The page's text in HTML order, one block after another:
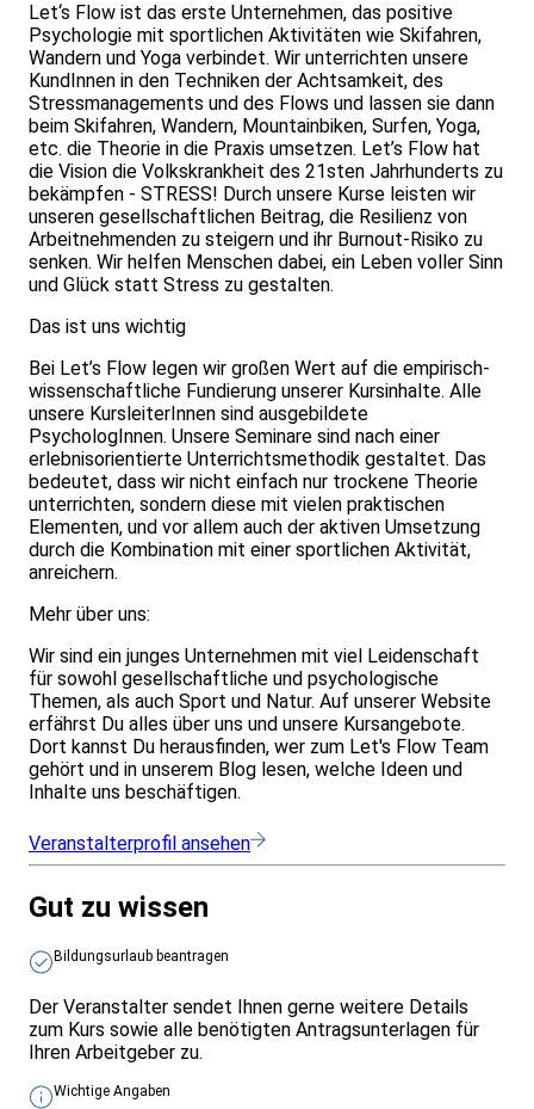
Let‘s Flow ist das erste Unternehmen, das positive
Psychologie mit sportlichen Aktivitäten wie Skifahren,
Wandern und Yoga verbindet. Wir unterrichten unsere
KundInnen in den Techniken der Achtsamkeit, des
Stressmanagements und des Flows und lassen sie dann
beim Skifahren, Wandern, Mountainbiken, Surfen, Yoga,
etc. die Theorie in die Praxis umsetzen. Let’s Flow hat
die Vision die Volkskrankheit des 21sten Jahrhunderts zu
bekämpfen - STRESS! Durch unsere Kurse leisten wir
unseren gesellschaftlichen Beitrag, die Resilienz von
Arbeitnehmenden zu steigern und ihr Burnout-Risiko zu
senken. Wir helfen Menschen dabei, ein Leben voller Sinn
und Glück statt Stress zu gestalten.
Das ist uns wichtig
Bei Let’s Flow legen wir großen Wert auf die empirisch-
wissenschaftliche Fundierung unserer Kursinhalte. Alle
unsere KursleiterInnen sind ausgebildete
PsychologInnen. Unsere Seminare sind nach einer
erlebnisorientierte Unterrichtsmethodik gestaltet. Das
bedeutet, dass wir nicht einfach nur trockene Theorie
unterrichten, sondern diese mit vielen praktischen
Elementen, und vor allem auch der aktiven Umsetzung
durch die Kombination mit einer sportlichen Aktivität,
anreichern.
Mehr über uns:
Wir sind ein junges Unternehmen mit viel Leidenschaft
für sowohl gesellschaftliche und psychologische
Themen, als auch Sport und Natur. Auf unserer Website
erfährst Du alles über uns und unsere Kursangebote.
Dort kannst Du herausfinden, wer zum Let's Flow Team
gehört und in unserem Blog lesen, welche Ideen und
Inhalte uns beschäftigen.
Veranstalterprofil ansehen
Gut zu wissen
Bildungsurlaub beantragen
Der Veranstalter sendet Ihnen gerne weitere Details
zum Kurs sowie alle benötigten Antragsunterlagen für
Ihren Arbeitgeber zu.
Wichtige Angaben